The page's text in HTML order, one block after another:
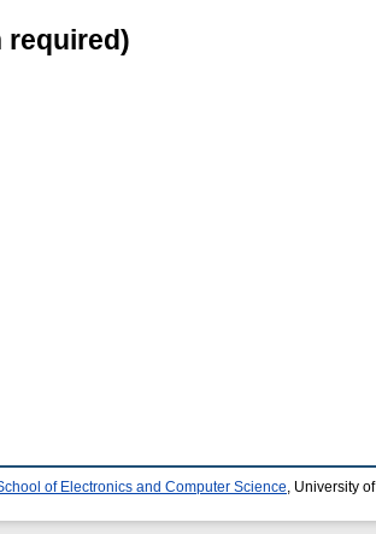
of Electronics and Computer Science , University